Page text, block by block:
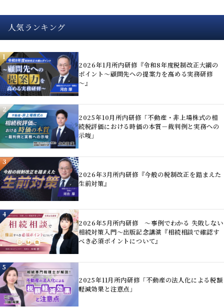
人気ランキング
1
2026年1月所内研修『令和8年度税制改正大綱の
ポイント～顧問先への提案力を高める実務研修
～』
2
2025年10月所内研修「不動産・非上場株式の相
続税評価における時価の本質－裁判例と実務への
示唆」
3
2026年3月所内研修『今般の税制改正を踏まえた
生前対策』
4
2026年5月所内研修 ～事例でわかる 失敗しない
相続対策入門～出版記念講演『相続相談で確認す
べき必須ポイントについて』
5
2025年11月所内研修「不動産の法人化による税額
軽減効果と注意点」